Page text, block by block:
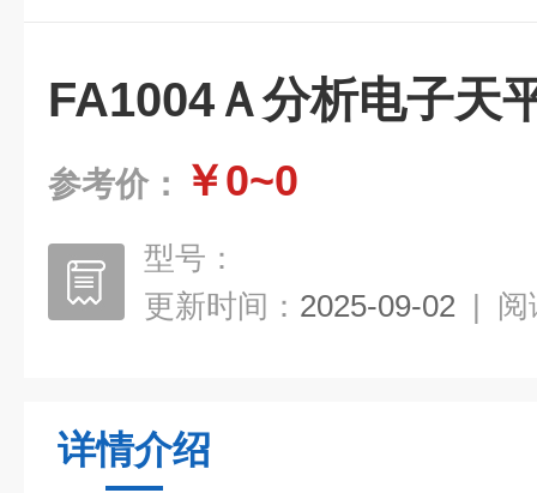
FA1004Ａ分析电子天
参考价： ￥0~0
型号：
更新时间： 2025-09-02 | 阅
详情介绍